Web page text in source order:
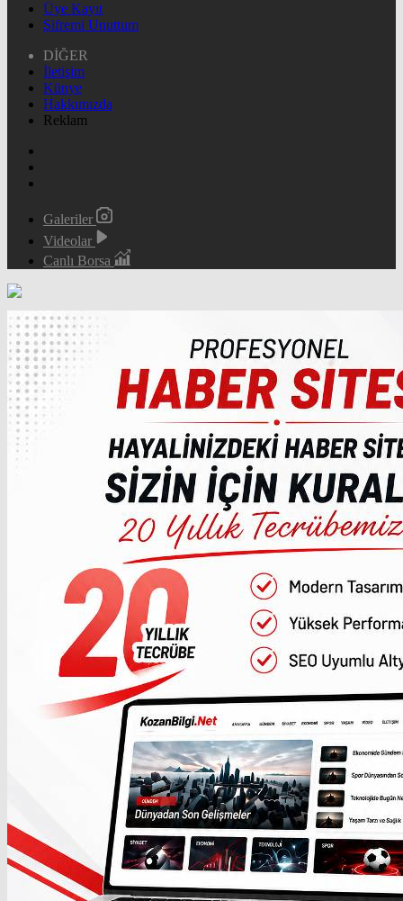
Üye Kayıt
Şifremi Unuttum
DİĞER
İletişim
Künye
Hakkımızda
Reklam
Galeriler
Videolar
Canlı Borsa